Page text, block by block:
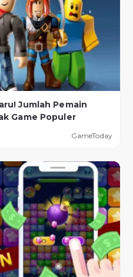
Jumlah Pemain
Game Populer
GameToday